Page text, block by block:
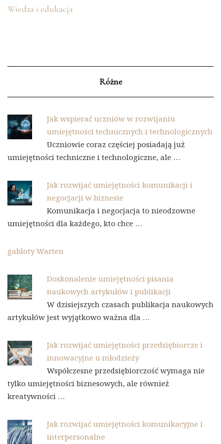
Wiedza i edukacja
Różne
Jak wspierać uczniów w rozwijaniu
umiejętności technicznych i technologicznych
Uczniowie coraz częściej posiadają już
umiejętności techniczne i technologiczne, ale …
Jak rozwijać umiejętności komunikacji i
negocjacji w biznesie
Komunikacja i negocjacja to nieodzowne
umiejętności dla każdego, kto chce …
gabloty Warten
Doskonalenie umiejętności pisania
naukowych artykułów i publikacji
W dzisiejszych czasach publikacja naukowych
artykułów jest wyjątkowo ważna dla …
Jak rozwijać umiejętności przedsiębiorcze i
innowacyjne u młodzieży
Współczesne przedsiębiorczość wymaga nie
tylko umiejętności biznesowych, ale również
kreatywności …
Jak rozwijać umiejętności komunikacyjne i
interpersonalne